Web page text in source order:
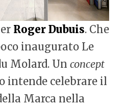
Roger Dubuis. Che
inaugurato Le
Molard. Un concept
intende celebrare il
Marca nella